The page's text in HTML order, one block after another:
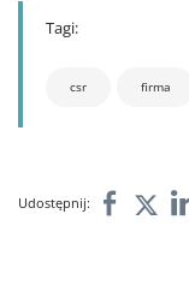
Tagi:
csr firma
Udostępnij: